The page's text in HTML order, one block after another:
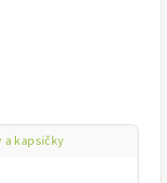
a kapsičky